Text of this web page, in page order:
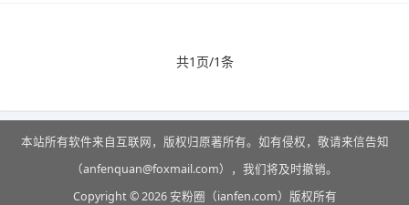
共1页/1条
本站所有软件来自互联网，版权归原著所有。如有侵权，敬请来信告知
（anfenquan@foxmail.com），我们将及时撤销。
Copyright © 2026 安粉圈（ianfen.com）版权所有